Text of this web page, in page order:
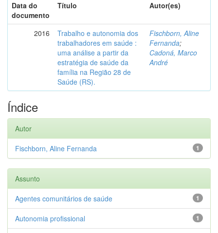
Data do
documento
Título Autor(es)
2016
Trabalho e autonomia dos
trabalhadores em saúde :
uma análise a partir da
estratégia de saúde da
família na Região 28 de
Saúde (RS).
Fischborn, Aline
Fernanda;
Cadoná, Marco
André
Índice
Autor
1
Fischborn, Aline Fernanda
Assunto
1
Agentes comunitários de saúde
1
Autonomia profissional